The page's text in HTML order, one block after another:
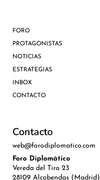
FORO
PROTAGONISTAS
NOTICIAS
ESTRATEGIAS
INBOX
CONTACTO
Contacto
web@forodiplomatico.com
Foro Diplomático
Vereda del Tiro 23
28109 Alcobendas (Madrid)